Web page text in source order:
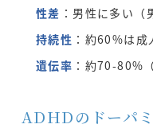
性差 ：男性に多い（
持続性 ：約60%は成
遺伝率 ：約70-80%
ADHDのドーパ